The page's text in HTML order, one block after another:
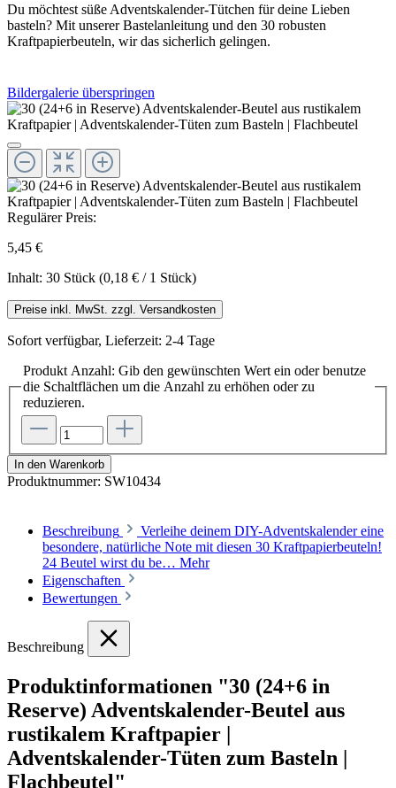
Du möchtest süße Adventskalender-Tütchen für deine Lieben
basteln? Mit unserer Bastelanleitung und den 30 robusten
Kraftpapierbeuteln, wir das sicherlich gelingen.
Bildergalerie überspringen
Regulärer Preis:
5,45 €
Inhalt: 30 Stück (0,18 € / 1 Stück)
Preise inkl. MwSt. zzgl. Versandkosten
Sofort verfügbar, Lieferzeit: 2-4 Tage
Produkt Anzahl: Gib den gewünschten Wert ein oder benutze
die Schaltflächen um die Anzahl zu erhöhen oder zu
reduzieren.
In den Warenkorb
Produktnummer: SW10434
Beschreibung
Verleihe deinem DIY-Adventskalender eine
besondere, natürliche Note mit diesen 30 Kraftpapierbeuteln!
24 Beutel wirst du be… Mehr
Eigenschaften
Bewertungen
Beschreibung
Produktinformationen "30 (24+6 in
Reserve) Adventskalender-Beutel aus
rustikalem Kraftpapier |
Adventskalender-Tüten zum Basteln |
Flachbeutel"